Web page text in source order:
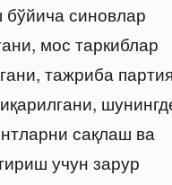
бўйича синовлар
мос таркиблар
тажриба
сақлаш ва
учун зарур